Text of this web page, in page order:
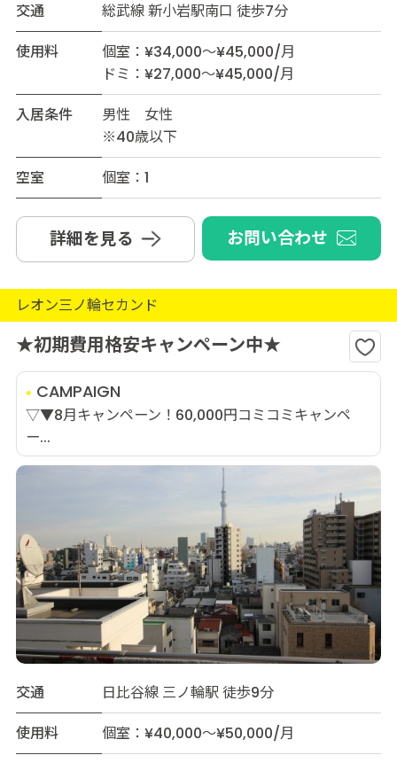
交通
総武線 新小岩駅南口 徒歩7分
使用料
個室：¥34,000～¥45,000/月
ドミ：¥27,000～¥45,000/月
入居条件
男性 女性
※40歳以下
空室
個室：1
詳細を見る お問い合わせ
レオン三ノ輪セカンド
★初期費用格安キャンペーン中★
CAMPAIGN
▽▼8月キャンペーン！60,000円コミコミキャンペ
ー...
交通
日比谷線 三ノ輪駅 徒歩9分
使用料
個室：¥40,000～¥50,000/月